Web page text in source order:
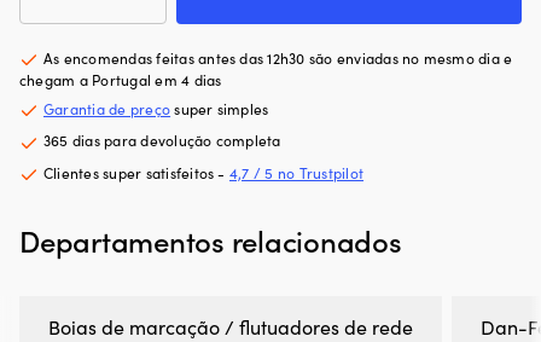
de
marcação
/
flutuador
de
rede
Dan-
Fender
20
cm,
vermelho
As encomendas feitas antes das 12h30 são enviadas no mesmo dia e
chegam a Portugal em 4 dias
Garantia de preçosuper simples
365 dias para devolução completa
Clientes super satisfeitos - 4,7 / 5 no Trustpilot
Departamentos relacionados
Boias de marcação / flutuadores de rede Dan-